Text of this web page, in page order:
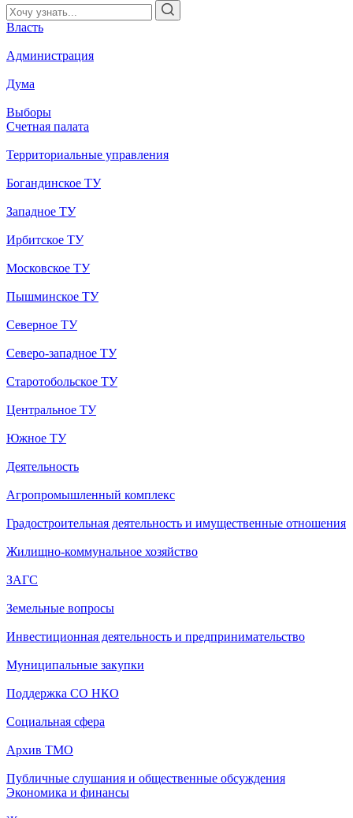
Власть
Администрация
Дума
Выборы
Счетная палата
Территориальные управления
Богандинское ТУ
Западное ТУ
Ирбитское ТУ
Московское ТУ
Пышминское ТУ
Северное ТУ
Северо-западное ТУ
Старотобольское ТУ
Центральное ТУ
Южное ТУ
Деятельность
Агропромышленный комплекс
Градостроительная деятельность и имущественные отношения
Жилищно-коммунальное хозяйство
ЗАГС
Земельные вопросы
Инвестиционная деятельность и предпринимательство
Муниципальные закупки
Поддержка СО НКО
Социальная сфера
Архив ТМО
Публичные слушания и общественные обсуждения
Экономика и финансы